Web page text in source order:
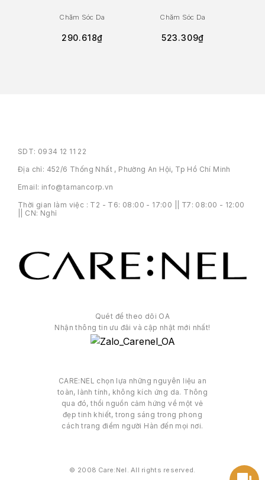
Chăm Sóc Da
290.618₫
Chăm Sóc Da
523.309₫
SDT: 0934 12 11 22
Địa chỉ: 452/6 Thống Nhất , Phường An Hội, Tp Hồ Chí Minh
Email: info@tamancorp.vn
Thời gian làm việc : T2 - T6: 08:00 - 17:00 || T7: 08:00 - 12:00
|| CN: Nghỉ
Quét để theo dõi OA
Nhận thông tin ưu đãi và cập nhật mới nhất!
CARE:NEL chọn lựa những nguyên liệu an
toàn, lành tính, không kích ứng da. Thông
qua đó, thổi nguồn cảm hứng về một vẻ
đẹp tinh khiết, trong sáng trong phong
cách trang điểm người Hàn đến mọi nơi.
© 2008 Care:Nel. All rights reserved.